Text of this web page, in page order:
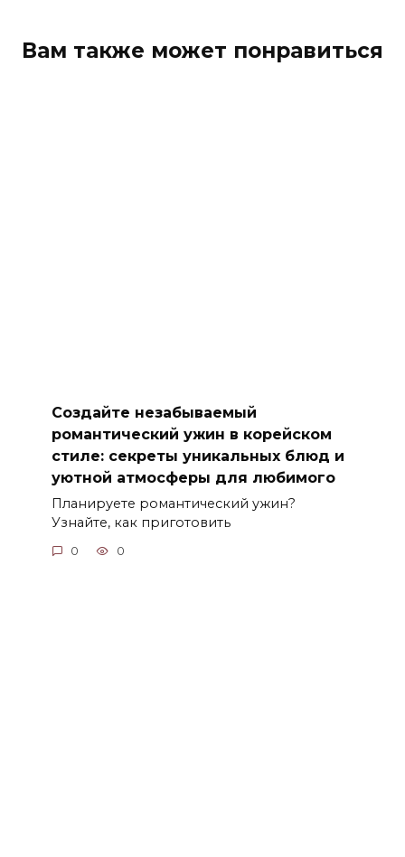
Вам также может понравиться
Создайте незабываемый
романтический ужин в корейском
стиле: секреты уникальных блюд и
уютной атмосферы для любимого
Планируете романтический ужин?
Узнайте, как приготовить
0 0